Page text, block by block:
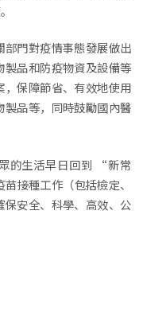
門對疫情事態發展做出
品和防疫物資及設備等
保障節省、有效地使用
品等，同時鼓勵國內醫
的生活早日回到 “新常
接種工作（包括檢定、
安全、科學、高效、公